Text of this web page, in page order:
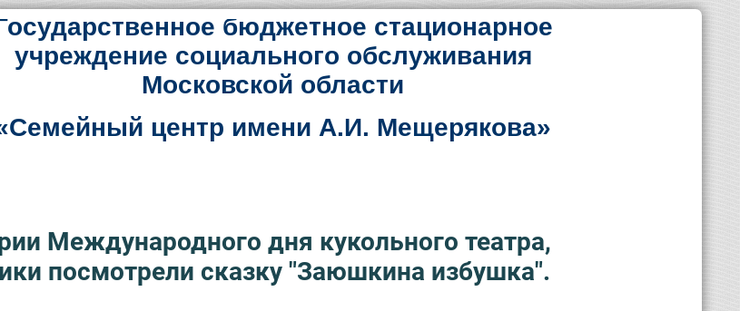
бюджетное стационарное
учреждение социального обслуживания
Московской области
центр имени А.И. Мещерякова»
Международного дня кукольного театра,
посмотрели сказку "Заюшкина избушка".